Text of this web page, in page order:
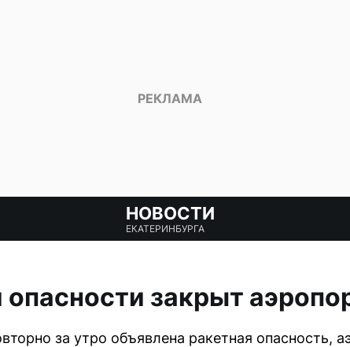
НОВОСТИ
ЕКАТЕРИНБУРГА
опасности закрыт
за утро объявлена ракетная опасность,